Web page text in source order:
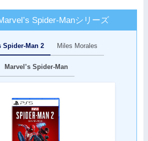
Spider-Manシリーズ
Spider-Man 2 Miles Morales
Marvel’s Spider-Man